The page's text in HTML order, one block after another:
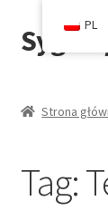
Przejdź
do
Przejdź
do
Koszyk
Strona
Tag:
PL